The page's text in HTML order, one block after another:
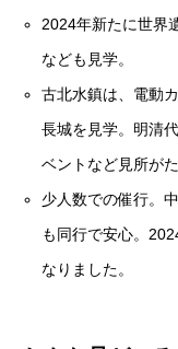
2024年新たに世界
なども見学。
古北水鎮は、電動
長城を見学。明清
ベントなど見所が
少人数での催行。
も同行で安心。
なりました。